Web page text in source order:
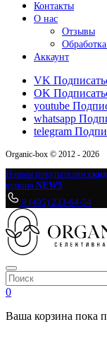
Контакты
О нас
Отзывы
Аккаунт
VK
OK
youtube
whatsapp
telegram
Organic-box © 2012 - 2026
Новым покупателям
купона NEW5
8 (495) 233-64-54
0
Ваша корзина пока